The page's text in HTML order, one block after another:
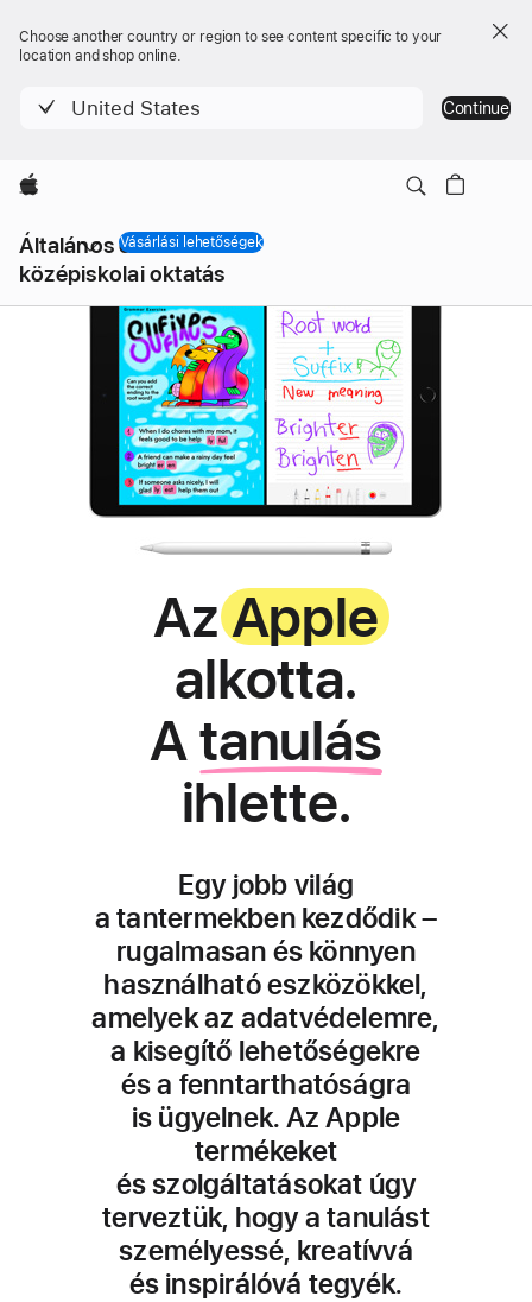
Choose another country or region to see content specific to your
location and shop online.
United States Continue
Apple
Általános és
középiskolai oktatás
navigáció
Menü
megnyitása
Vásárlási lehetőségek
AzApple
alkotta.
Atanulás
ihlette.
Egy jobb világ
a tantermekben kezdődik –
rugalmasan és könnyen
használható eszközökkel,
amelyek az adatvédelemre,
a kisegítő lehetőségekre
és a fenntarthatóságra
is ügyelnek. Az Apple
termékeket
és szolgáltatásokat úgy
terveztük, hogy a tanulást
személyessé, kreatívvá
és inspirálóvá tegyék.